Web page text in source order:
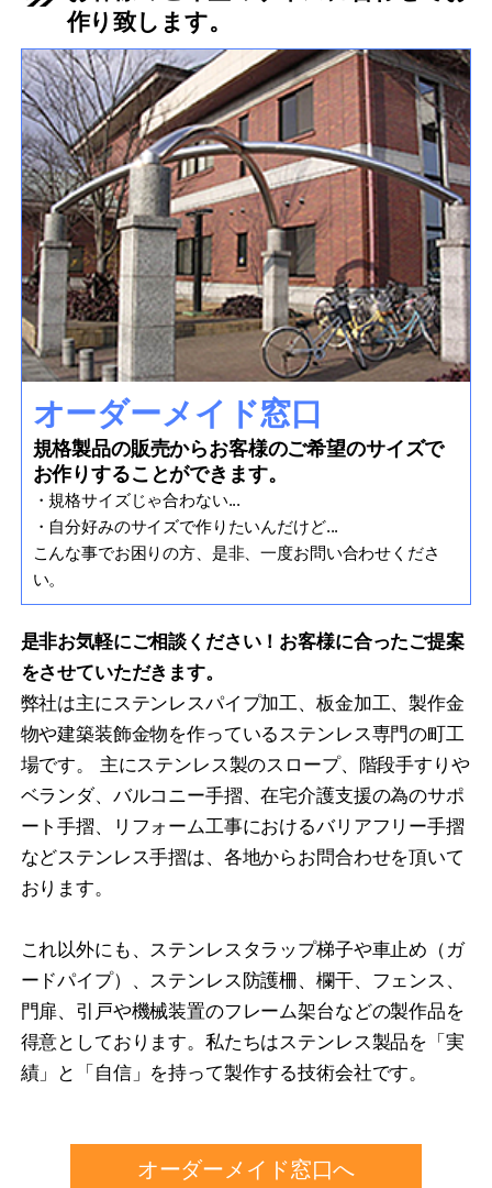
作り致します。
オーダーメイド窓口
規格製品の販売からお客様のご希望のサイズで
お作りすることができます。
・規格サイズじゃ合わない...
・自分好みのサイズで作りたいんだけど...
こんな事でお困りの方、是非、一度お問い合わせくださ
い。
是非お気軽にご相談ください！お客様に合ったご提案
をさせていただきます。
弊社は主にステンレスパイプ加工、板金加工、製作金
物や建築装飾金物を作っているステンレス専門の町工
場です。 主にステンレス製のスロープ、階段手すりや
ベランダ、バルコニー手摺、在宅介護支援の為のサポ
ート手摺、リフォーム工事におけるバリアフリー手摺
などステンレス手摺は、各地からお問合わせを頂いて
おります。
これ以外にも、ステンレスタラップ梯子や車止め（ガ
ードパイプ）、ステンレス防護柵、欄干、フェンス、
門扉、引戸や機械装置のフレーム架台などの製作品を
得意としております。私たちはステンレス製品を「実
績」と「自信」を持って製作する技術会社です。
オーダーメイド窓口へ